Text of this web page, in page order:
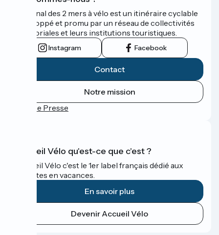
Le Canal des 2 mers à vélo est un itinéraire cyclable
développé et promu par un réseau de collectivités
territoriales et leurs institutions touristiques.
Instagram Facebook
Contact
Notre mission
Espace Presse
Accueil Vélo qu'est-ce que c'est ?
Accueil Vélo c'est le 1er label français dédié aux
cyclistes en vacances.
En savoir plus
Devenir Accueil Vélo